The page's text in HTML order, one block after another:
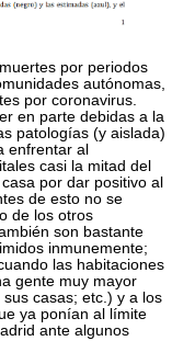
por periodos
autónomas,
por coronavirus.
en parte debidas a la
patologías (y aislada)
enfrentar al
casi la mitad del
por dar positivo al
de esto no se
de los otros
son bastante
inmunemente;
las habitaciones
gente muy mayor
casas; etc.) y a los
ya ponían al límite
ante algunos